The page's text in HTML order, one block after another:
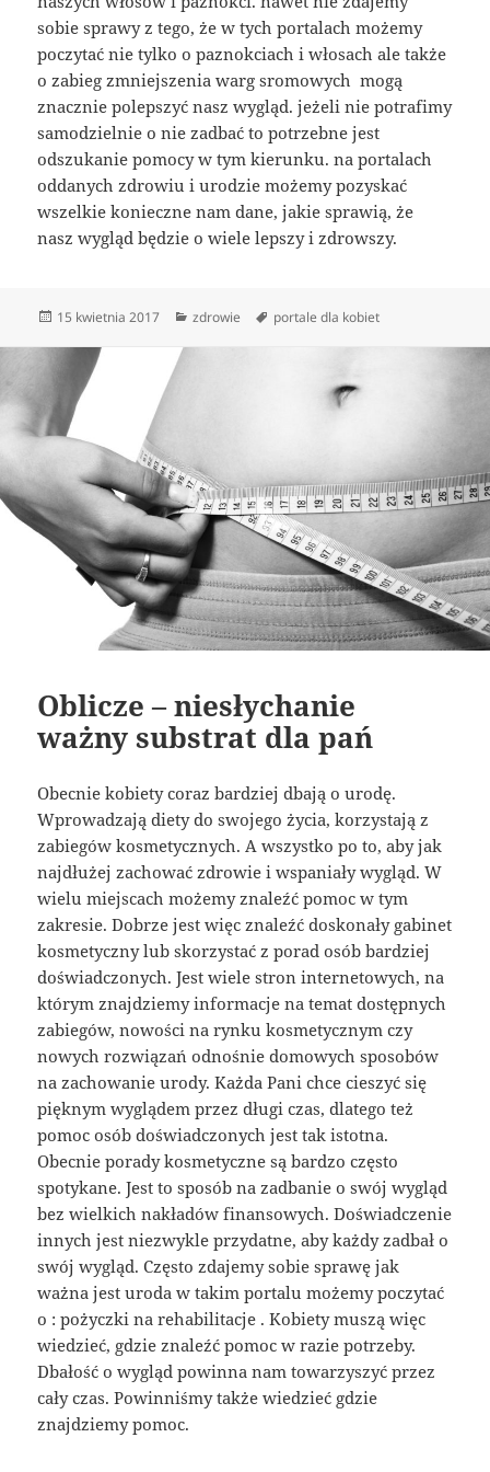
sobie sprawy z tego, że w tych portalach możemy
poczytać nie tylko o paznokciach i włosach ale także
o zabieg zmniejszenia warg sromowych mogą
znacznie polepszyć nasz wygląd. jeżeli nie potrafimy
samodzielnie o nie zadbać to potrzebne jest
odszukanie pomocy w tym kierunku. na portalach
oddanych zdrowiu i urodzie możemy pozyskać
wszelkie konieczne nam dane, jakie sprawią, że
nasz wygląd będzie o wiele lepszy i zdrowszy.
Data
15 kwietnia 2017 Kategorie
zdrowie Tagi
portale dla kobiet
Oblicze – niesłychanie
ważny substrat dla pań
Obecnie kobiety coraz bardziej dbają o urodę.
Wprowadzają diety do swojego życia, korzystają z
zabiegów kosmetycznych. A wszystko po to, aby jak
najdłużej zachować zdrowie i wspaniały wygląd. W
wielu miejscach możemy znaleźć pomoc w tym
zakresie. Dobrze jest więc znaleźć doskonały gabinet
kosmetyczny lub skorzystać z porad osób bardziej
doświadczonych. Jest wiele stron internetowych, na
którym znajdziemy informacje na temat dostępnych
zabiegów, nowości na rynku kosmetycznym czy
nowych rozwiązań odnośnie domowych sposobów
na zachowanie urody. Każda Pani chce cieszyć się
pięknym wyglądem przez długi czas, dlatego też
pomoc osób doświadczonych jest tak istotna.
Obecnie porady kosmetyczne są bardzo często
spotykane. Jest to sposób na zadbanie o swój wygląd
bez wielkich nakładów finansowych. Doświadczenie
innych jest niezwykle przydatne, aby każdy zadbał o
swój wygląd. Często zdajemy sobie sprawę jak
ważna jest uroda w takim portalu możemy poczytać
o : pożyczki na rehabilitacje . Kobiety muszą więc
wiedzieć, gdzie znaleźć pomoc w razie potrzeby.
Dbałość o wygląd powinna nam towarzyszyć przez
cały czas. Powinniśmy także wiedzieć gdzie
znajdziemy pomoc.